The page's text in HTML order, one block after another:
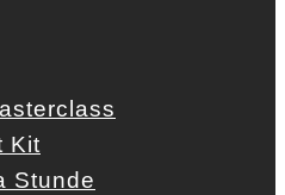
Kit
Stunde